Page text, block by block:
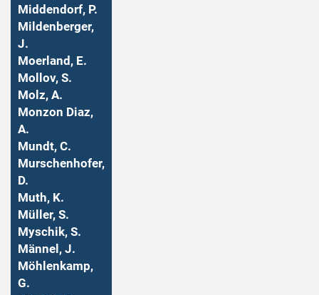
Middendorf, P.
Mildenberger,
J.
Moerland, E.
Mollov, S.
Molz, A.
Monzon Diaz,
A.
Mundt, C.
Murschenhofer,
D.
Muth, K.
Müller, S.
Myschik, S.
Männel, J.
Möhlenkamp,
G.